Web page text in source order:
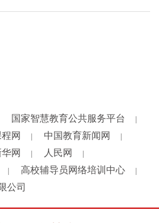
国家智慧教育公共服务平台
网 中国教育新闻网
网 人民网
高校辅导员网络培训中心
公司